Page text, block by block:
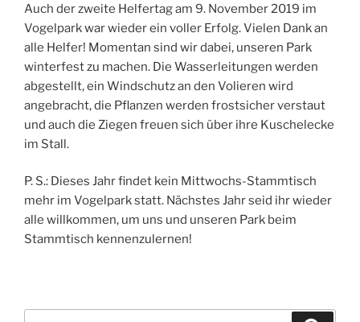
Auch der zweite Helfertag am 9. November 2019 im
Vogelpark war wieder ein voller Erfolg. Vielen Dank an
alle Helfer! Momentan sind wir dabei, unseren Park
winterfest zu machen. Die Wasserleitungen werden
abgestellt, ein Windschutz an den Volieren wird
angebracht, die Pflanzen werden frostsicher verstaut
und auch die Ziegen freuen sich über ihre Kuschelecke
im Stall.
P. S.: Dieses Jahr findet kein Mittwochs-Stammtisch
mehr im Vogelpark statt. Nächstes Jahr seid ihr wieder
alle willkommen, um uns und unseren Park beim
Stammtisch kennenzulernen!